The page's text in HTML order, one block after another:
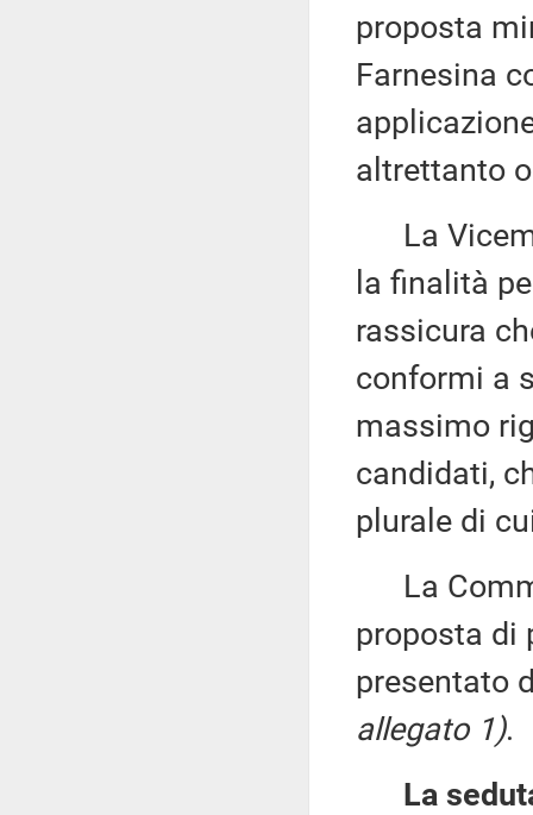
proposta
Farnesina
altrettanto
La
la finalità
rassicura
conformi a
massimo
candidati,
plurale di
La
proposta di
presentato
allegato 1).
La